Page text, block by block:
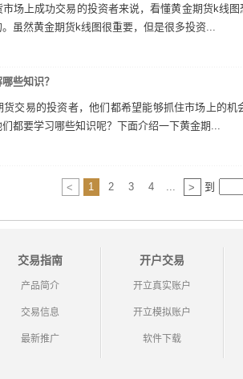
场上成功交易的投资者来说，看懂黄金期货k线
虽然黄金期货k线图很重要，但是很多投资...
些知识？
货交易的投资者，他们都希望能够抓住市场上的
都要学习哪些知识呢？下面介绍一下黄金期...
< 1 2 3 4 ... > 到
交易指南
产品简介
交易信息
最新推广
开户交易
开立真实账户
开立模拟账户
软件下载